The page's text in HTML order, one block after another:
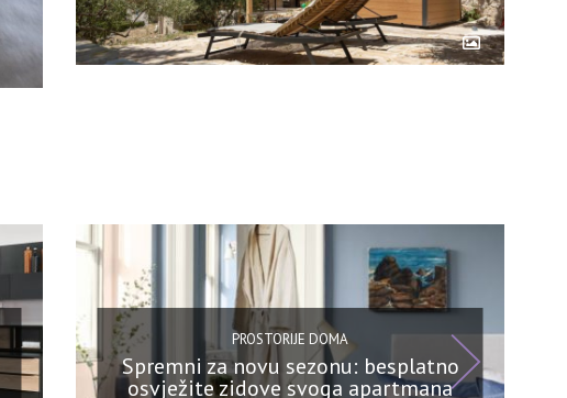
PROSTORIJE DOMA
Spremni za novu sezonu: besplatno
osvježite zidove svoga apartmana